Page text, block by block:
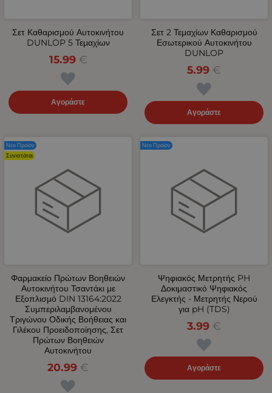
Σετ Καθαρισμού Αυτοκινήτου
DUNLOP 5 Τεμαχίων
15.99 €
Αγοράστε
Σετ 2 Τεμαχίων Καθαρισμού
Εσωτερικού Αυτοκινήτου
DUNLOP
5.99 €
Αγοράστε
Φαρμακείο Πρώτων Βοηθειών
Αυτοκινήτου Τσαντάκι με
Εξοπλισμό DIN 13164:2022
Συμπεριλαμβανομένου
Τριγώνου Οδικής Βοήθειας και
Γιλέκου Προειδοποίησης, Σετ
Πρώτων Βοηθειών
Αυτοκινήτου
20.99 €
Νέο Προϊόν
Συνιστάται
Ψηφιακός Μετρητής PH
Δοκιμαστικό Ψηφιακός
Ελεγκτής - Μετρητής Νερού
για pH (TDS)
3.99 €
Αγοράστε
Νέο Προϊόν